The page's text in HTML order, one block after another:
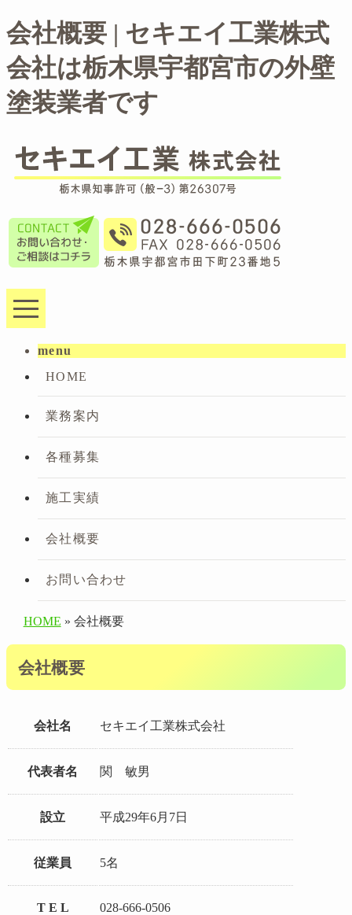
会社概要 | セキエイ工業株式
会社は栃木県宇都宮市の外壁
塗装業者です
menu
HOME
業務案内
各種募集
施工実績
会社概要
お問い合わせ
HOME » 会社概要
会社概要
会社名 セキエイ工業株式会社
代表者名 関 敏男
設立 平成29年6月7日
従業員 5名
T E L 028-666-0506